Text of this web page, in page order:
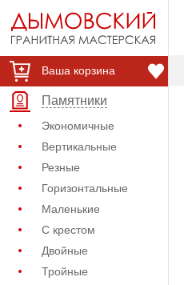
Ваша корзина
Памятники
Экономичные
Вертикальные
Резные
Горизонтальные
Маленькие
С крестом
Двойные
Тройные